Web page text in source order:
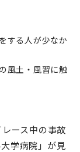
する人が少なか
風土・風習に触
ース中の事故
学病院」が見